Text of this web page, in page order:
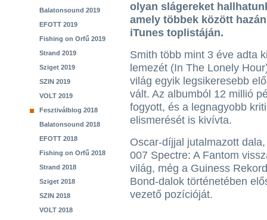
Balatonsound 2019
EFOTT 2019
Fishing on Orfű 2019
Strand 2019
Sziget 2019
SZIN 2019
VOLT 2019
Fesztiválblog 2018
Balatonsound 2018
EFOTT 2018
Fishing on Orfű 2018
Strand 2018
Sziget 2018
SZIN 2018
VOLT 2018
olyan slágereket
amely többek között
iTunes toplistáján.
Smith több mint 3 éve adta
lemezét (In The Lonely
világ egyik legsikeresebb
vált. Az albumból 12 millió
fogyott, és a legnagyobb
elismerését is kivívta.
Oscar-díjjal jutalmazott
007 Spectre: A Fantom
világ, még a Guiness
Bond-dalok történetében
vezető pozícióját.